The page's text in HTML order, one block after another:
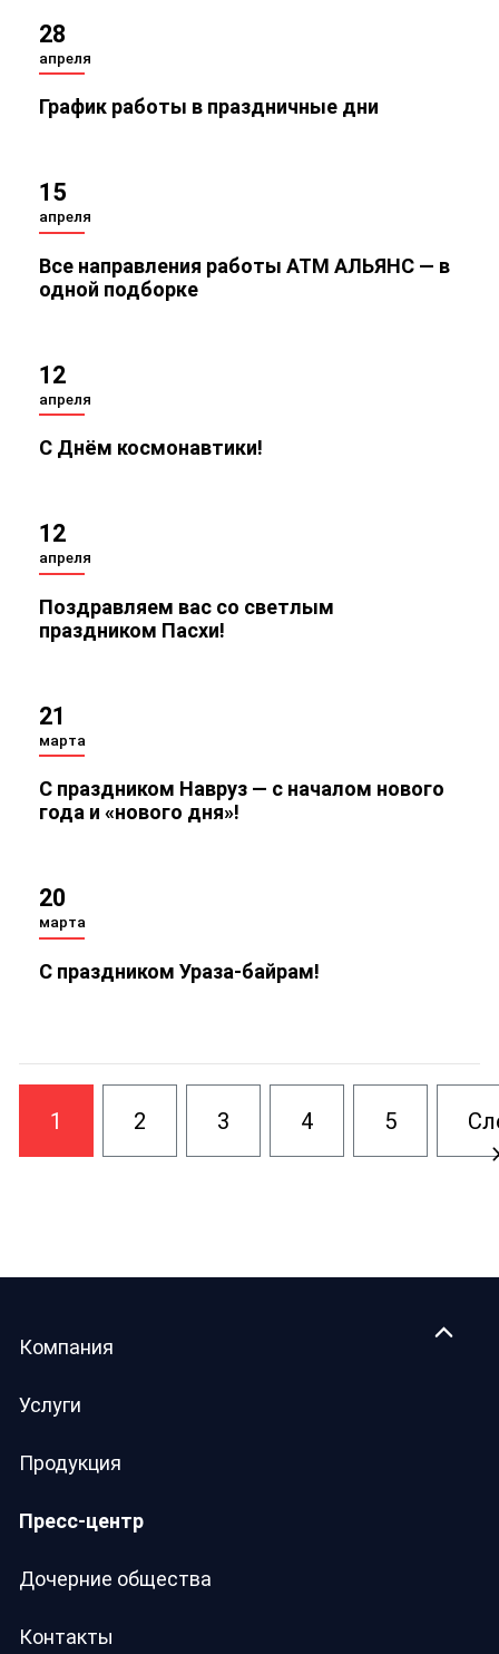
28
апреля
График работы в праздничные дни
15
апреля
Все направления работы АТМ АЛЬЯНС — в
одной подборке
12
апреля
С Днём космонавтики!
12
апреля
Поздравляем вас со светлым
праздником Пасхи!
21
марта
С праздником Навруз — с началом нового
года и «нового дня»!
20
марта
С праздником Ураза-байрам!
1 2 3 4 5
Компания
Услуги
Продукция
Пресс-центр
Дочерние общества
Контакты